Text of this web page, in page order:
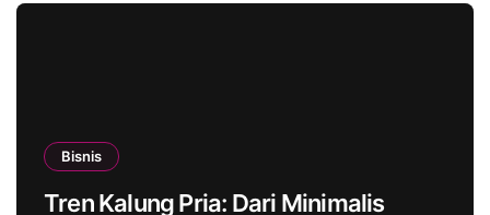
Bisnis
Tren Kalung Pria: Dari Minimalis